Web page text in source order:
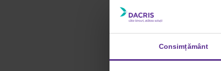
Consimțământ